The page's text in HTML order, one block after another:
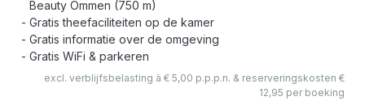
Beauty Ommen (750 m)
Gratis theefaciliteiten op de kamer
Gratis informatie over de omgeving
Gratis WiFi & parkeren
excl. verblijfsbelasting à € 5,00 p.p.p.n. & reserveringskosten €
12,95 per boeking